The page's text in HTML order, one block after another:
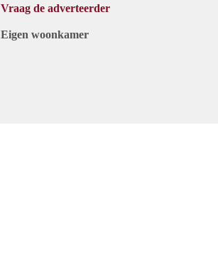
Vraag de adverteerder
Eigen woonkamer